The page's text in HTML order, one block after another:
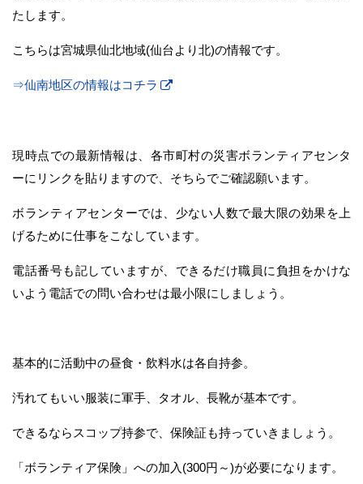
たします。
こちらは宮城県仙北地域(仙台より北)の情報です。
⇒仙南地区の情報はコチラ
現時点での最新情報は、各市町村の災害ボランティアセンタ
ーにリンクを貼りますので、そちらでご確認願います。
ボランティアセンターでは、少ない人数で最大限の効果を上
げるために仕事をこなしています。
電話番号も記していますが、できるだけ職員に負担をかけな
いよう電話での問い合わせは最小限にしましょう。
基本的に活動中の昼食・飲料水は各自持参。
汚れてもいい服装に軍手、タオル、長靴が基本です。
できるならスコップ持参で、保険証も持っていきましょう。
「ボランティア保険」への加入(300円～)が必要になります。